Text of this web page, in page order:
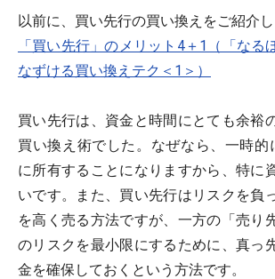
以前に、買い先行の買い換えをご紹介し
「買い先行」のメリット4＋1（「なる
なずける買い換えテク＜1＞）
買い先行は、資金と時間にとても余裕
買い換え術でした。なぜなら、一時的
に所有することになりますから、特に
いです。また、買い先行はリスクを負
を高く売る方法ですが、一方の「売り
のリスクを最小限にするために、真っ
金を確保しておくという方法です。